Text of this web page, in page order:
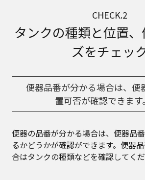
CHECK.2
タンクの種類と位置
ズをチェッ
便器品番が分かる場合は、便
置可否が確認できます
便器の品番が分かる場合は、便器品
るかどうかが確認ができます。便器
合はタンクの種類などを確認してくだ